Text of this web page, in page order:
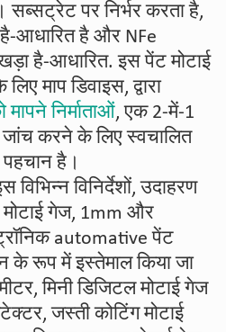
सब्सट्रेट पर निर्भर करता है,
आधारित है और NFe
है-आधारित. इस पेंट मोटाई
माप डिवाइस, द्वारा
निर्माताओं, एक 2-में-1
करने के लिए स्वचालित
है।
विभिन्न विनिर्देशों, उदाहरण
गेज, 1mm और
automative पेंट
के रूप में इस्तेमाल किया जा
मिनी डिजिटल मोटाई गेज
जस्ती कोटिंग मोटाई